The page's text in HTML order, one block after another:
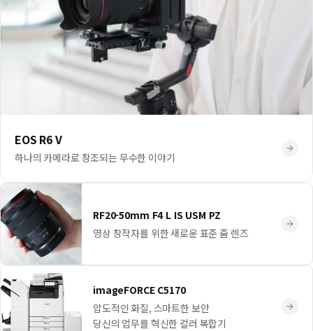
EOS R6 V
하나의 카메라로 창조되는 무수한 이야기
RF20-50mm F4 L IS USM PZ
영상 창작자를 위한 새로운 표준 줌 렌즈
imageFORCE C5170
압도적인 화질, 스마트한 보안
당신의 업무를 혁신한 컬러 복합기